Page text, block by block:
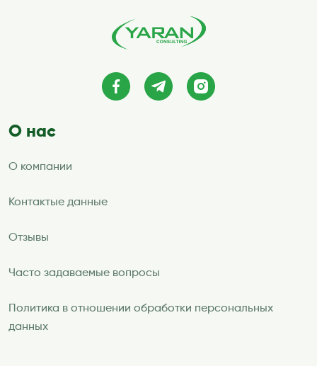
О нас
О компании
Контактые данные
Отзывы
Часто задаваемые вопросы
Политика в отношении обработки персональных
данных